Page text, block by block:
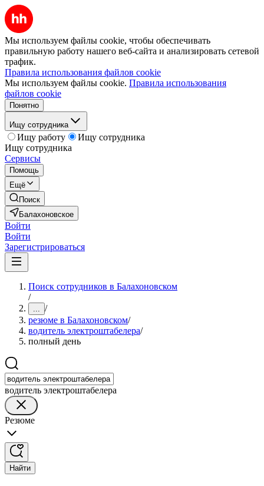
Мы используем файлы cookie, чтобы обеспечивать
правильную работу нашего веб-сайта и анализировать сетевой
трафик.
Правила использования файлов cookie
Мы используем файлы cookie. Правила использования
файлов cookie
Понятно
Ищу сотрудника
Ищу работу
Ищу сотрудника
Ищу сотрудника
Сервисы
Помощь
Ещё
Поиск
Балахоновское
Войти
Войти
Зарегистрироваться
Поиск сотрудников в Балахоновском
/
... /
резюме в Балахоновском/
водитель электроштабелера/
полный день
водитель электроштабелера
Резюме
Найти